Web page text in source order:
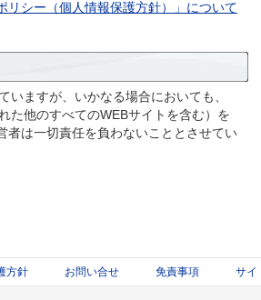
リシー（個人情報保護方針）」について
ますが、いかなる場合においても、
た他のすべてのWEBサイトを含む）を
者は一切責任を負わないこととさせてい
方針 お問い合せ 免責事項 サイ